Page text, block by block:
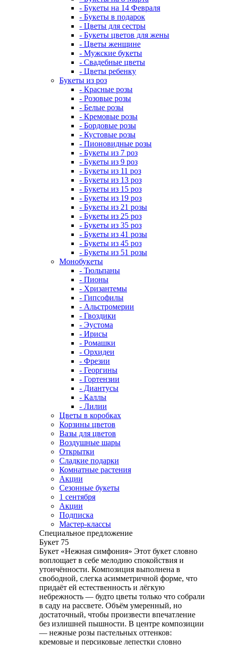
- Букеты на 14 Февраля
- Букеты в подарок
- Цветы для сестры
- Букеты цветов для жены
- Цветы женщине
- Мужские букеты
- Свадебные цветы
- Цветы ребенку
Букеты из роз
- Красные розы
- Розовые розы
- Белые розы
- Кремовые розы
- Бордовые розы
- Кустовые розы
- Пионовидные розы
- Букеты из 7 роз
- Букеты из 9 роз
- Букеты из 11 роз
- Букеты из 13 роз
- Букеты из 15 роз
- Букеты из 19 роз
- Букеты из 21 розы
- Букеты из 25 роз
- Букеты из 35 роз
- Букеты из 41 розы
- Букеты из 45 роз
- Букеты из 51 розы
Монобукеты
- Тюльпаны
- Пионы
- Хризантемы
- Гипсофилы
- Альстромерии
- Гвоздики
- Эустома
- Ирисы
- Ромашки
- Орхидеи
- Фрезии
- Георгины
- Гортензии
- Диантусы
- Каллы
- Лилии
Цветы в коробках
Корзины цветов
Вазы для цветов
Воздушные шары
Открытки
Сладкие подарки
Комнатные растения
Акции
Сезонные букеты
1 сентября
Акции
Подписка
Мастер-классы
Специальное предложение
Букет 75
Букет «Нежная симфония» Этот букет словно
воплощает в себе мелодию спокойствия и
утончённости. Композиция выполнена в
свободной, слегка асимметричной форме, что
придаёт ей естественность и лёгкую
небрежность — будто цветы только что собрали
в саду на рассвете. Объём умеренный, но
достаточный, чтобы произвести впечатление
без излишней пышности. В центре композиции
— нежные розы пастельных оттенков:
кремовые и персиковые лепестки словно